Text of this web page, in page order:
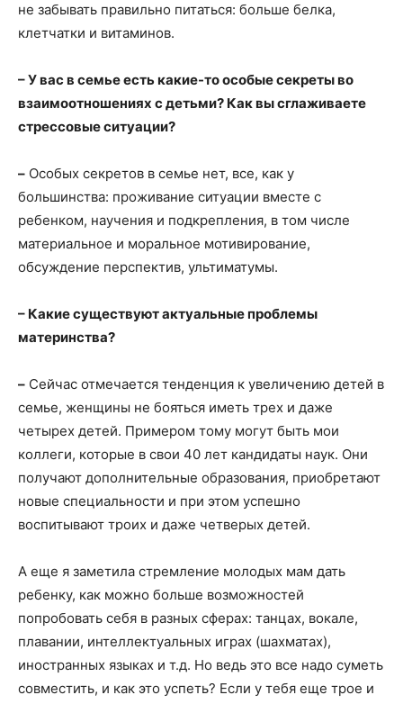
не забывать правильно питаться: больше белка,
клетчатки и витаминов.
– У вас в семье есть какие-то особые секреты во
взаимоотношениях с детьми? Как вы сглаживаете
стрессовые ситуации?
– Особых секретов в семье нет, все, как у
большинства: проживание ситуации вместе с
ребенком, научения и подкрепления, в том числе
материальное и моральное мотивирование,
обсуждение перспектив, ультиматумы.
– Какие существуют актуальные проблемы
материнства?
– Сейчас отмечается тенденция к увеличению детей в
семье, женщины не бояться иметь трех и даже
четырех детей. Примером тому могут быть мои
коллеги, которые в свои 40 лет кандидаты наук. Они
получают дополнительные образования, приобретают
новые специальности и при этом успешно
воспитывают троих и даже четверых детей.
А еще я заметила стремление молодых мам дать
ребенку, как можно больше возможностей
попробовать себя в разных сферах: танцах, вокале,
плавании, интеллектуальных играх (шахматах),
иностранных языках и т.д. Но ведь это все надо суметь
совместить, и как это успеть? Если у тебя еще трое и